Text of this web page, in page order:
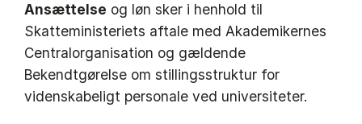
Ansættelse og løn sker i henhold til
Skatteministeriets aftale med Akademikernes
Centralorganisation og gældende
Bekendtgørelse om stillingsstruktur for
videnskabeligt personale ved universiteter.